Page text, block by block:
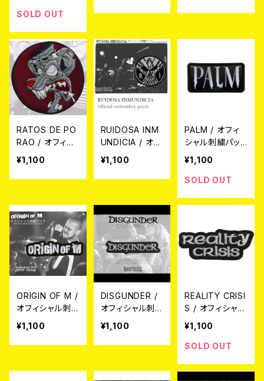
SOLD OUT
RATOS DE PO
RAO / オフィシ
ャル刺繍パッチ
¥1,100
RUIDOSA INM
UNDICIA / オフ
ィシャル刺繍パッ
チ
¥1,100
PALM / オフィ
シャル刺繍パッ
チ
¥1,100
SOLD OUT
ORIGIN OF M /
オフィシャル刺
繍パッチ
¥1,100
DISGUNDER /
オフィシャル刺
繍パッチ
¥1,100
REALITY CRISI
S / オフィシャル
刺繍パッチ
¥1,100
SOLD OUT